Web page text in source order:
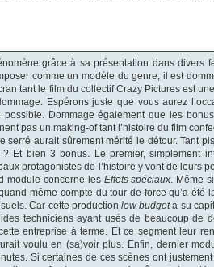
grâce à sa présentation dans divers
comme un modèle du genre, il est
tant le film du collectif Crazy Pictures est
Espérons juste que vous aurez
Dommage également que les
pas un making-of tant l’histoire du film
aurait sûrement mérité le détour. Tant
Et bien 3 bonus. Le premier, simplement
protagonistes de l’histoire y vont de leurs
module concerne les Effets spéciaux. Même
même compte du tour de force qu’a été
Car cette production low budgeta su
techniciens ayant usés de beaucoup de
entreprise à terme. Et ce segment leur
voulu en (sa)voir plus. Enfin, dernier
Si certaines de ces scènes ont